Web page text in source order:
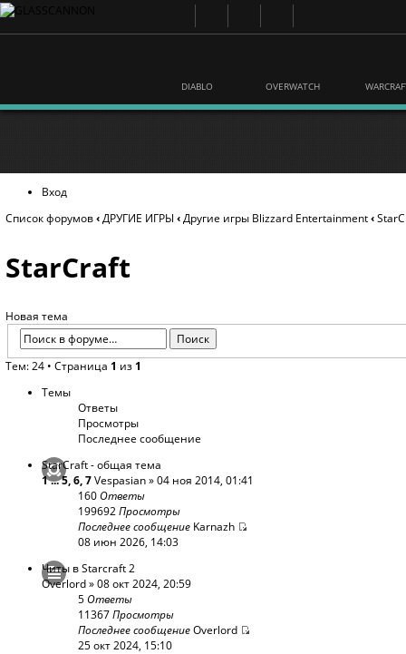
DIABLO OVERWATCH
Вход
Список форумов‹ДРУГИЕ ИГРЫ ‹Другие игры Blizzard Entertainment‹
StarCraft
Новая тема
Тем: 24 • Страница 1 из 1
Темы
Ответы
Просмотры
Последнее сообщение
StarCraft - общая тема
1...5,6,7Vespasian» 04 ноя 2014, 01:41
160Ответы
199692Просмотры
Последнее сообщение Karnazh
08 июн 2026, 14:03
Читы в Starcraft 2
Overlord» 08 окт 2024, 20:59
5Ответы
11367Просмотры
Последнее сообщениеOverlord
25 окт 2024, 15:10